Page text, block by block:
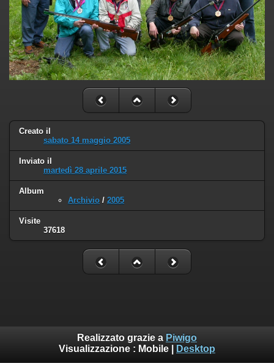
Creato il
sabato 14 maggio 2005
Inviato il
martedì 28 aprile 2015
Album
Archivio / 2005
Visite
37618
Realizzato grazie a Piwigo
Visualizzazione : Mobile Desktop